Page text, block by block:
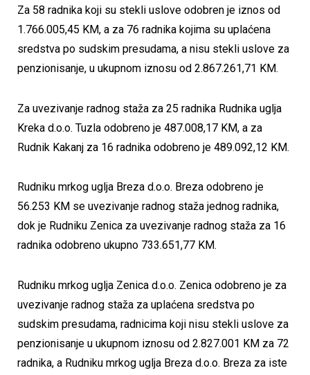
Za 58 radnika koji su stekli uslove odobren je iznos od
1.766.005,45 KM, a za 76 radnika kojima su uplaćena
sredstva po sudskim presudama, a nisu stekli uslove za
penzionisanje, u ukupnom iznosu od 2.867.261,71 KM.
Za uvezivanje radnog staža za 25 radnika Rudnika uglja
Kreka d.o.o. Tuzla odobreno je 487.008,17 KM, a za
Rudnik Kakanj za 16 radnika odobreno je 489.092,12 KM.
Rudniku mrkog uglja Breza d.o.o. Breza odobreno je
56.253 KM se uvezivanje radnog staža jednog radnika,
dok je Rudniku Zenica za uvezivanje radnog staža za 16
radnika odobreno ukupno 733.651,77 KM.
Rudniku mrkog uglja Zenica d.o.o. Zenica odobreno je za
uvezivanje radnog staža za uplaćena sredstva po
sudskim presudama, radnicima koji nisu stekli uslove za
penzionisanje u ukupnom iznosu od 2.827.001 KM za 72
radnika, a Rudniku mrkog uglja Breza d.o.o. Breza za iste